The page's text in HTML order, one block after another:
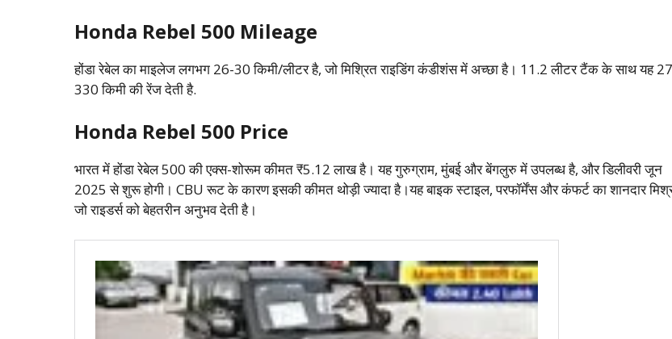
Honda Rebel 500 Mileage
होंडा रेबेल का माइलेज लगभग 26-30 किमी/लीटर है, जो मिश्रित राइडिंग कंडीशंस में अच्छा है। 11.2 लीटर टैंक के साथ यह
330 किमी की रेंज देती है.
Honda Rebel 500 Price
भारत में होंडा रेबेल 500 की एक्स-शोरूम कीमत ₹5.12 लाख है। यह गुरुग्राम, मुंबई और बेंगलुरु में उपलब्ध है, और डिलीवरी जून
2025 से शुरू होगी। CBU रूट के कारण इसकी कीमत थोड़ी ज्यादा है।यह बाइक स्टाइल, परफॉर्मेंस और कंफर्ट का शानदार
जो राइडर्स को बेहतरीन अनुभव देती है।